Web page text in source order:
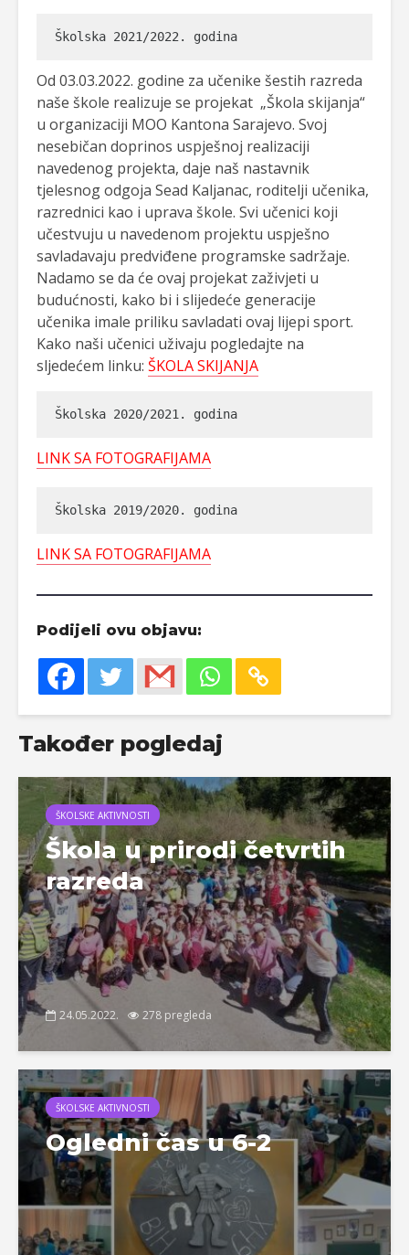
Školska 2021/2022. godina
Od 03.03.2022. godine za učenike šestih razreda
naše škole realizuje se projekat „Škola skijanja“
u organizaciji MOO Kantona Sarajevo. Svoj
nesebičan doprinos uspješnoj realizaciji
navedenog projekta, daje naš nastavnik
tjelesnog odgoja Sead Kaljanac, roditelji učenika,
razrednici kao i uprava škole. Svi učenici koji
učestvuju u navedenom projektu uspješno
savladavaju predviđene programske sadržaje.
Nadamo se da će ovaj projekat zaživjeti u
budućnosti, kako bi i slijedeće generacije
učenika imale priliku savladati ovaj lijepi sport.
Kako naši učenici uživaju pogledajte na
sljedećem linku: ŠKOLA SKIJANJA
Školska 2020/2021. godina
LINK SA FOTOGRAFIJAMA
Školska 2019/2020. godina
LINK SA FOTOGRAFIJAMA
Podijeli ovu objavu:
Također pogledaj
ŠKOLSKE AKTIVNOSTI
Škola u prirodi četvrtih
razreda
24.05.2022. 278 pregleda
ŠKOLSKE AKTIVNOSTI
Ogledni čas u 6-2